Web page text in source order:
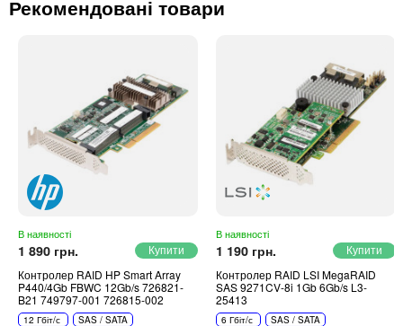
Рекомендовані товари
В наявності
1 890 грн.
Контролер RAID HP Smart Array
P440/4Gb FBWC 12Gb/s 726821-
B21 749797-001 726815-002
12 Гбіт/с SAS / SATA
В наявності
1 190 грн.
Контролер RAID LSI MegaRAID
SAS 9271CV-8i 1Gb 6Gb/s L3-
25413
6 Гбіт/с SAS / SATA